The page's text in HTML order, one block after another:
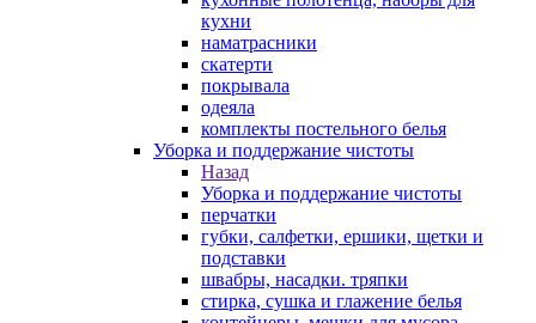
кухни
наматрасники
скатерти
покрывала
одеяла
комплекты постельного белья
Уборка и поддержание чистоты
Назад
Уборка и поддержание чистоты
перчатки
губки, салфетки, ершики, щетки и
подставки
швабры, насадки. тряпки
стирка, сушка и глажение белья